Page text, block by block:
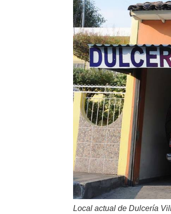
Local actual de Dulcería